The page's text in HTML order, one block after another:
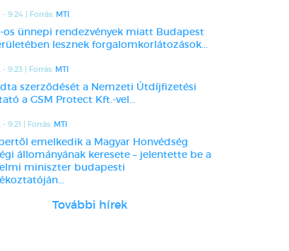
- 9:24 | Forrás: MTI
os ünnepi rendezvények miatt Budapest
lesznek forgalomkorlátozások...
- 9:23 | Forrás: MTI
szerződését a Nemzeti Útdíjfizetési
a GSM Protect Kft.-vel...
- 9:21 | Forrás: MTI
emelkedik a Magyar Honvédség
állományának keresete – jelentette be a
miniszter budapesti
További hírek